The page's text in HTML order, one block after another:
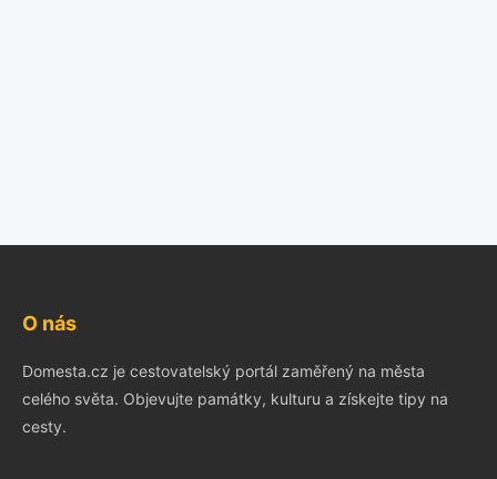
O nás
Domesta.cz je cestovatelský portál zaměřený na města
celého světa. Objevujte památky, kulturu a získejte tipy na
cesty.